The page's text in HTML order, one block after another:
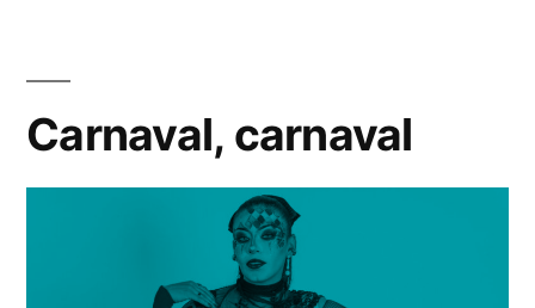
Carnaval, carnaval